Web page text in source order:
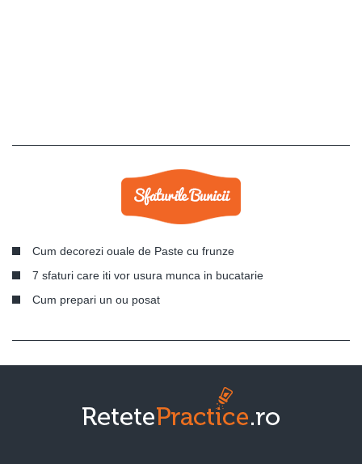
Cum decorezi ouale de Paste cu frunze
7 sfaturi care iti vor usura munca in bucatarie
Cum prepari un ou posat